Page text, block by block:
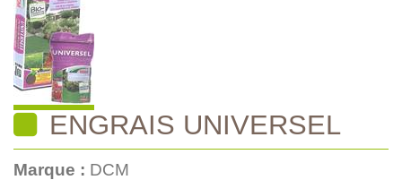
ENGRAIS UNIVERSEL
Marque : DCM